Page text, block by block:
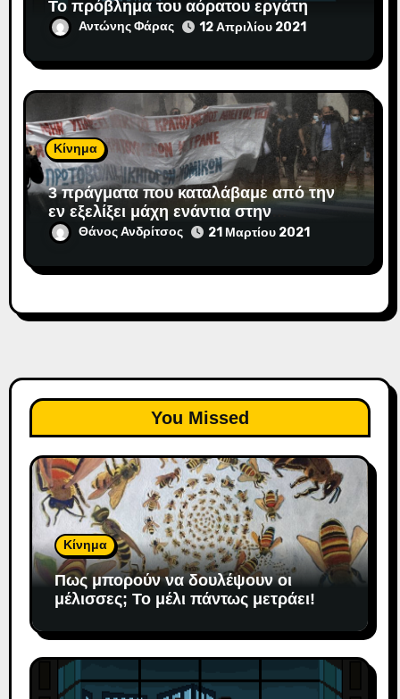
Το πρόβλημα του αόρατου εργάτη
Αντώνης Φάρας 12 Απριλίου 2021
Κίνημα
3 πράγματα που καταλάβαμε από την
εν εξελίξει μάχη ενάντια στην
αντιδημοκρατική εκτροπή.
Θάνος Ανδρίτσος 21 Μαρτίου 2021
You Missed
Κίνημα
Πως μπορούν να δουλέψουν οι
μέλισσες; To μέλι πάντως μετράει!